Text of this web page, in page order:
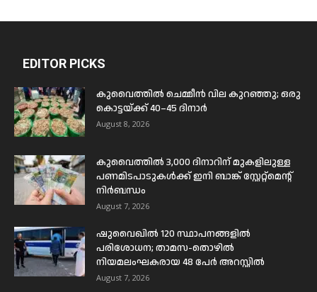
EDITOR PICKS
കുവൈത്തിൽ ചെമ്മീൻ വില കുറഞ്ഞു; ഒരു
കൊട്ടയ്ക്ക് 40–45 ദിനാർ
August 8, 2026
കുവൈത്തിൽ 3,000 ദിനാറിന് മുകളിലുള്ള
പണമിടപാടുകൾക്ക് ഇനി ബാങ്ക് സ്റ്റേറ്റ്മെന്റ്
നിർബന്ധം
August 7, 2026
ഷുവൈഖിൽ 120 സ്ഥാപനങ്ങളിൽ
പരിശോധന; താമസ-തൊഴിൽ
നിയമലംഘകരായ 48 പേർ അറസ്റ്റിൽ
August 7, 2026